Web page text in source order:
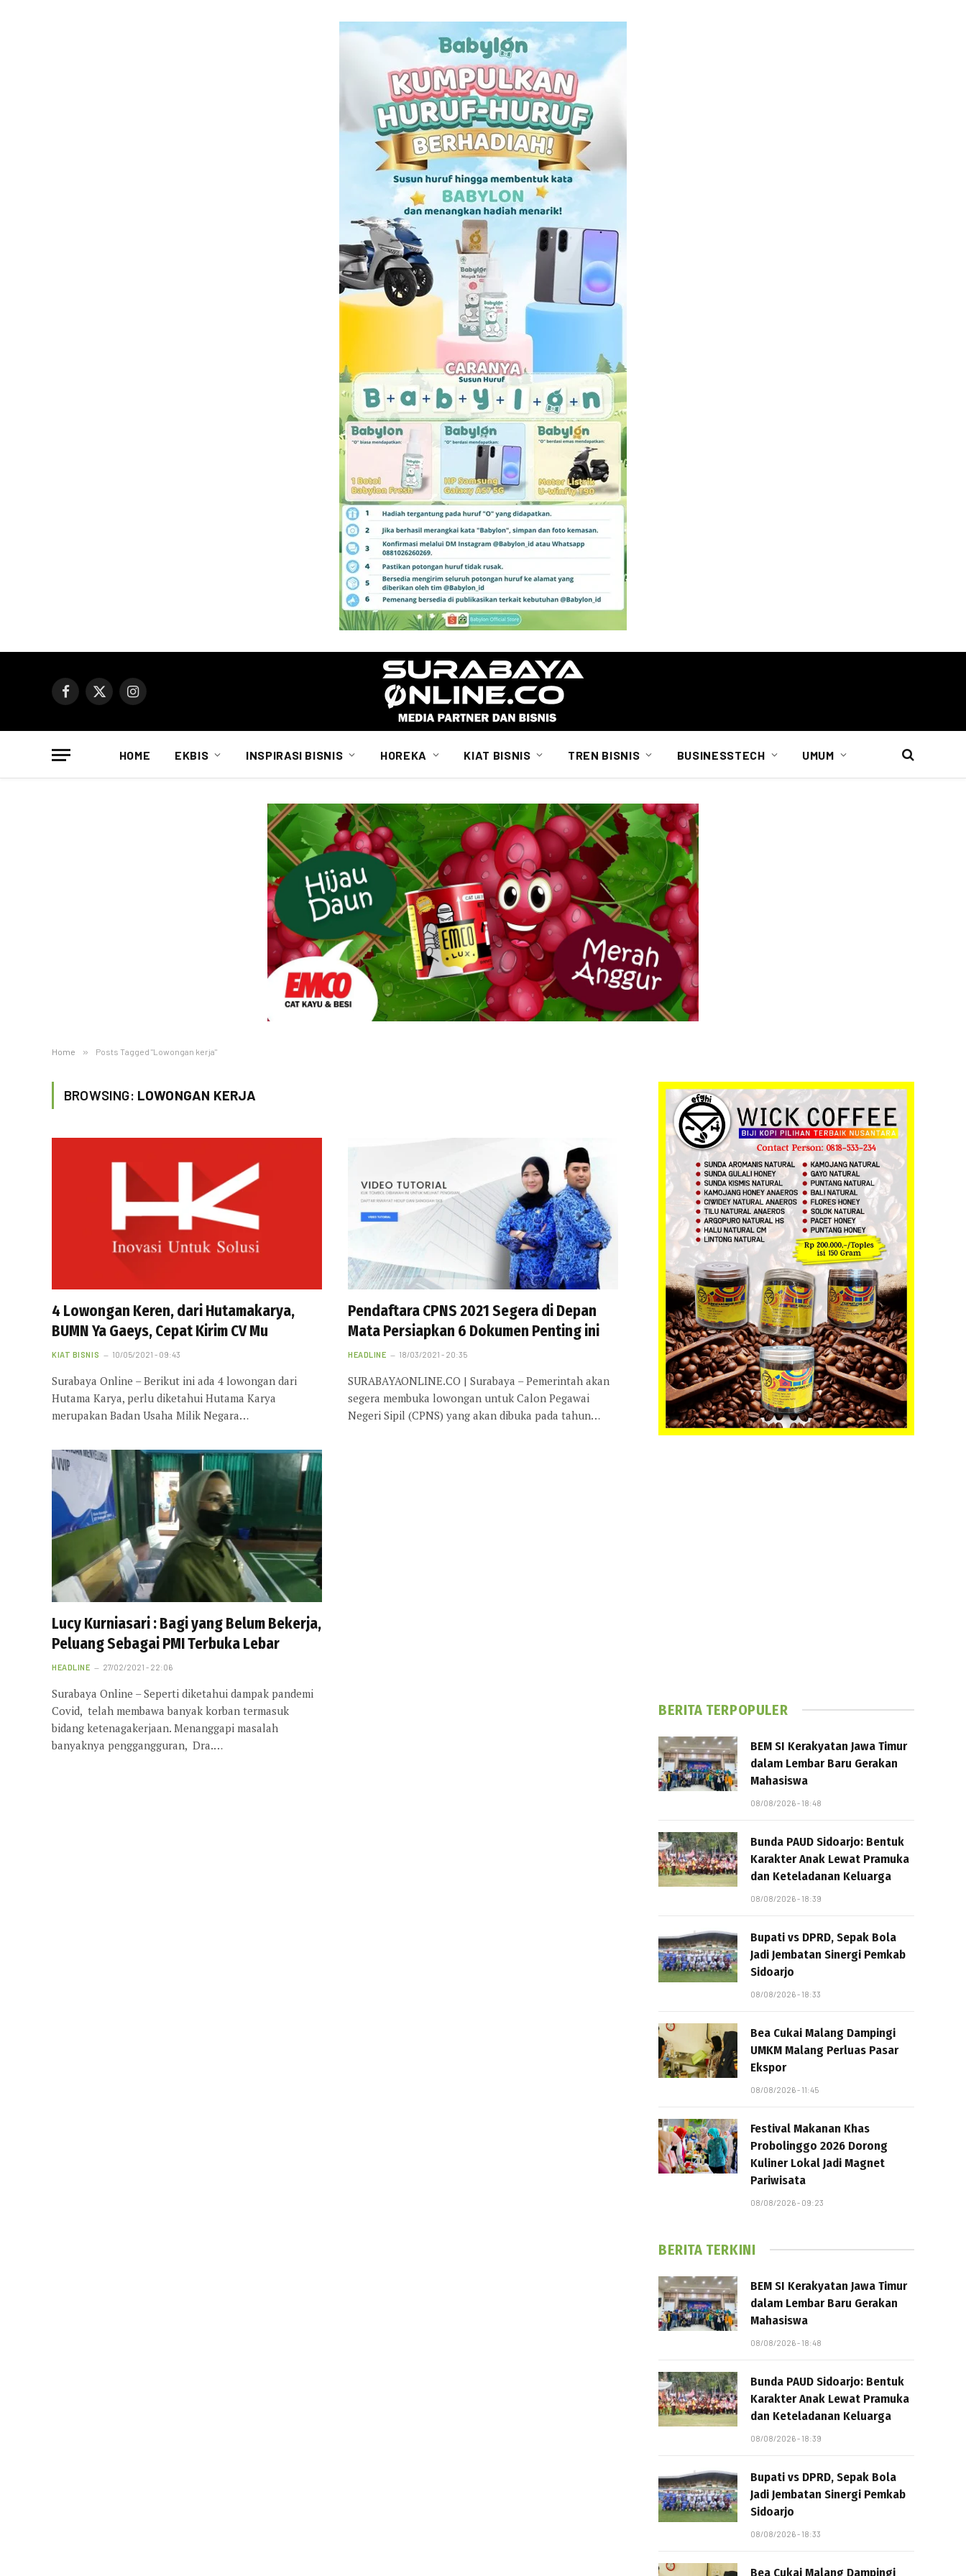
Facebook
X
Instagram
HOME EKBIS INSPIRASI BISNIS HOREKA KIAT BISNIS TREN BISNIS BUSINESSTECH UMUM
Home » Posts Tagged "Lowongan kerja"
BROWSING: LOWONGAN KERJA
4 Lowongan Keren, dari Hutamakarya,
BUMN Ya Gaeys, Cepat Kirim CV Mu
KIAT BISNIS 10/05/2021 - 09:43
Surabaya Online – Berikut ini ada 4 lowongan dari
Hutama Karya, perlu diketahui Hutama Karya
merupakan Badan Usaha Milik Negara…
Pendaftara CPNS 2021 Segera di Depan
Mata Persiapkan 6 Dokumen Penting ini
HEADLINE 18/03/2021 - 20:35
SURABAYAONLINE.CO | Surabaya – Pemerintah akan
segera membuka lowongan untuk Calon Pegawai
Negeri Sipil (CPNS) yang akan dibuka pada tahun…
Lucy Kurniasari : Bagi yang Belum Bekerja,
Peluang Sebagai PMI Terbuka Lebar
HEADLINE 27/02/2021 - 22:06
Surabaya Online – Seperti diketahui dampak pandemi
Covid, telah membawa banyak korban termasuk
bidang ketenagakerjaan. Menanggapi masalah
banyaknya penggangguran, Dra.…
BERITA TERPOPULER
BEM SI Kerakyatan Jawa Timur
dalam Lembar Baru Gerakan
Mahasiswa
08/08/2026 - 18:48
Bunda PAUD Sidoarjo: Bentuk
Karakter Anak Lewat Pramuka
dan Keteladanan Keluarga
08/08/2026 - 18:39
Bupati vs DPRD, Sepak Bola
Jadi Jembatan Sinergi Pemkab
Sidoarjo
08/08/2026 - 18:33
Bea Cukai Malang Dampingi
UMKM Malang Perluas Pasar
Ekspor
08/08/2026 - 11:45
Festival Makanan Khas
Probolinggo 2026 Dorong
Kuliner Lokal Jadi Magnet
Pariwisata
08/08/2026 - 09:23
BERITA TERKINI
BEM SI Kerakyatan Jawa Timur
dalam Lembar Baru Gerakan
Mahasiswa
08/08/2026 - 18:48
Bunda PAUD Sidoarjo: Bentuk
Karakter Anak Lewat Pramuka
dan Keteladanan Keluarga
08/08/2026 - 18:39
Bupati vs DPRD, Sepak Bola
Jadi Jembatan Sinergi Pemkab
Sidoarjo
08/08/2026 - 18:33
Bea Cukai Malang Dampingi